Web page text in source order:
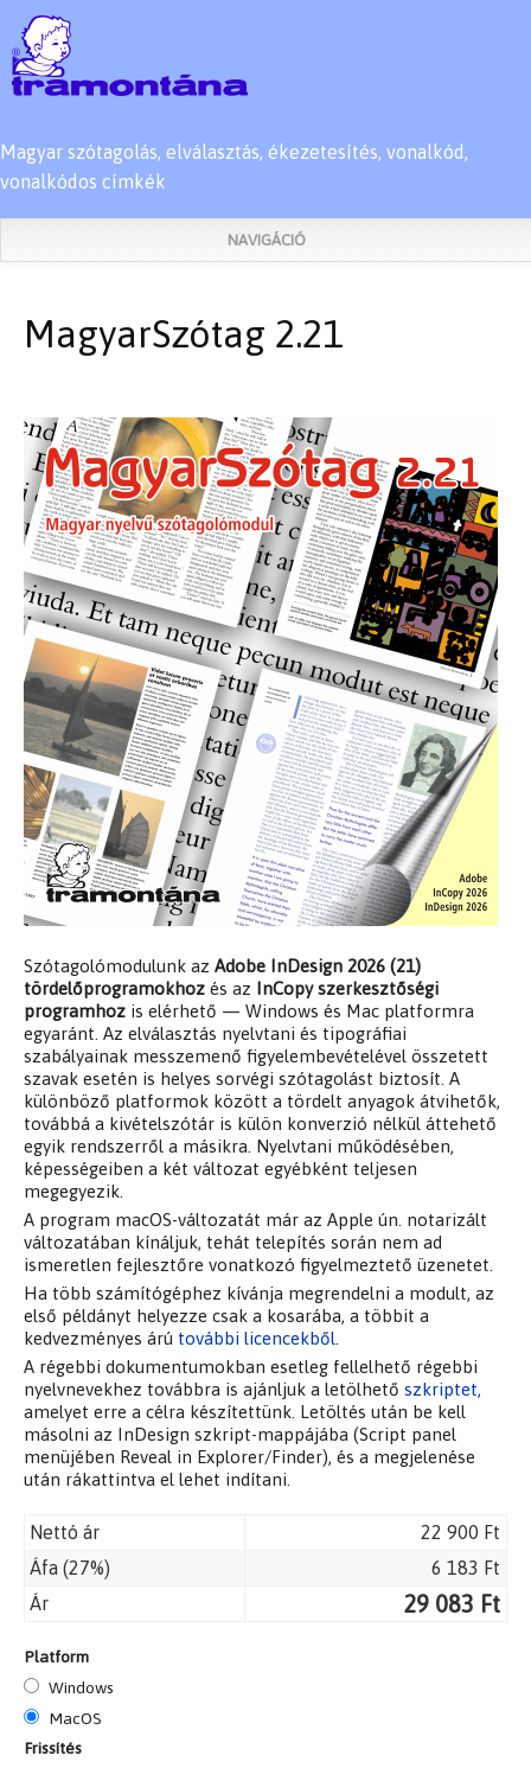
Magyar szótagolás, elválasztás, ékezetesítés, vonalkód,
vonalkódos címkék
NAVIGÁCIÓ
MagyarSzótag 2.21
Szótagolómodulunk az Adobe InDesign 2026 (21)
tördelőprogramokhoz és az InCopy szerkesztőségi
programhoz is elérhető — Windows és Mac platformra
egyaránt. Az elválasztás nyelvtani és tipográfiai
szabályainak messzemenő figyelembevételével összetett
szavak esetén is helyes sorvégi szótagolást biztosít. A
különböző platformok között a tördelt anyagok átvihetők,
továbbá a kivételszótár is külön konverzió nélkül áttehető
egyik rendszerről a másikra. Nyelvtani működésében,
képességeiben a két változat egyébként teljesen
megegyezik.
A program macOS-változatát már az Apple ún. notarizált
változatában kínáljuk, tehát telepítés során nem ad
ismeretlen fejlesztőre vonatkozó figyelmeztető üzenetet.
Ha több számítógéphez kívánja megrendelni a modult, az
első példányt helyezze csak a kosarába, a többit a
kedvezményes árú további licencekből
A régebbi dokumentumokban esetleg fellelhető régebbi
nyelvnevekhez továbbra is ajánljuk a letölhető szkriptet,
amelyet erre a célra készítettünk. Letöltés után be kell
másolni az InDesign szkript-mappájába (Script panel
menüjében Reveal in Explorer/Finder), és a megjelenése
után rákattintva el lehet indítani.
Nettó ár
22 900 Ft
Áfa (27%)
6 183 Ft
Ár
29 083 Ft
Platform
Windows
MacOS
Frissítés